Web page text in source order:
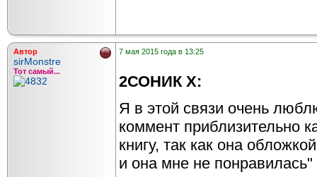
Автор
sirMonstre
Тот самый...
7 мая 2015 года в 13:25
2СОНИК X:
Я в этой связи очень
коммент приблизительно
книгу, так как она
и она мне не понравилась"